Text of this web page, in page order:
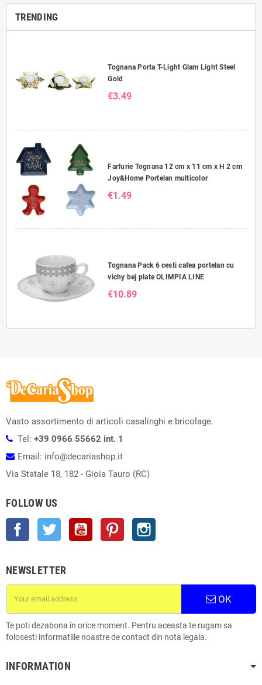
TRENDING
Tognana Porta T-Light Glam Light Steel
Gold
€3.49
Farfurie Tognana 12 cm x 11 cm x H 2 cm
Joy&Home Portelan multicolor
€1.49
Tognana Pack 6 cesti cafea portelan cu
vichy bej plate OLIMPIA LINE
€10.89
Vasto assortimento di articoli casalinghi e bricolage.
Tel: +39 0966 55662 int. 1
Email: info@decariashop.it
Via Statale 18, 182 - Gioia Tauro (RC)
FOLLOW US
Facebook Twitter YouTube Pinterest
NEWSLETTER
OK
Te poti dezabona in orice moment. Pentru aceasta te rugam sa
folosesti informatiile noastre de contact din nota legala.
INFORMATION